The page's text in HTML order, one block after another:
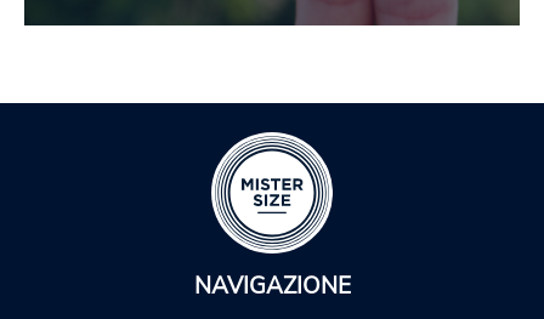
NAVIGAZIONE